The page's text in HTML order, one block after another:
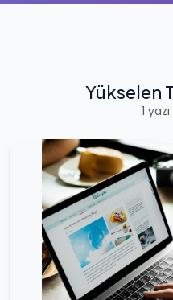
Yükselen
1